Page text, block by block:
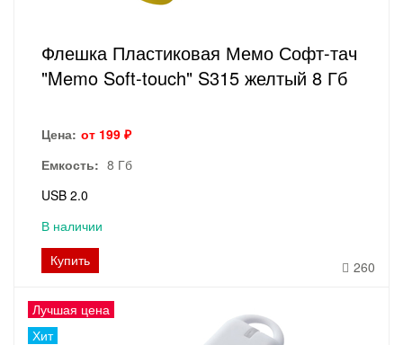
Флешка Пластиковая Мемо Софт-тач
"Memo Soft-touch" S315 желтый 8 Гб
Цена: от 199 ₽
Емкость: 8 Гб
USB 2.0
В наличии
Купить
260
Лучшая цена
Хит